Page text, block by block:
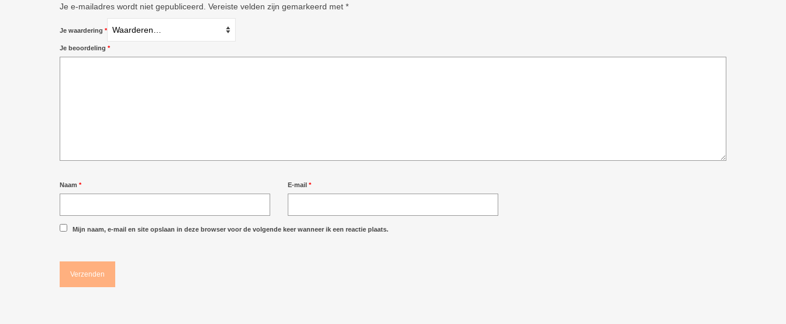
Je e-mailadres wordt niet gepubliceerd. Vereiste velden zijn gemarkeerd met *
Je waardering *
Je beoordeling *
Naam * E-mail *
Mijn naam, e-mail en site opslaan in deze browser voor de volgende keer wanneer ik een reactie plaats.